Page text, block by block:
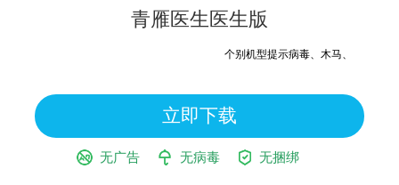
青雁医生医生版
个别机型提示病毒、木马、危险，均
立即下载
无广告 无病毒 无捆绑